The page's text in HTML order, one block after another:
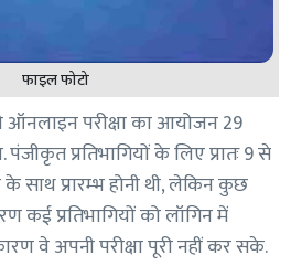
फाइल फोटो
परीक्षा का आयोजन 29
प्रतिभागियों के लिए प्रातः 9 से
साथ प्रारम्भ होनी थी, लेकिन कुछ
कई प्रतिभागियों को लॉगिन में
वे अपनी परीक्षा पूरी नहीं कर सके.